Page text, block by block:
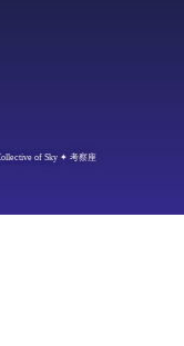
of Sky ✦ 考察座